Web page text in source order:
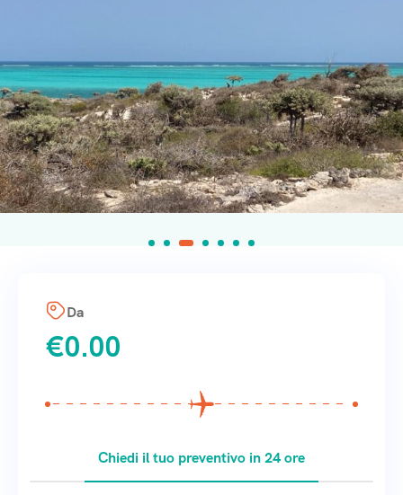
Da
€0.00
Chiedi il tuo preventivo in 24 ore